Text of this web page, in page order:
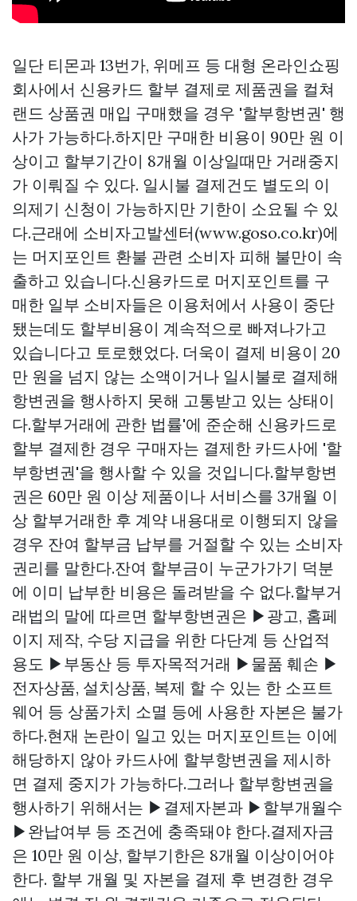
일단 티몬과 13번가, 위메프 등 대형 온라인쇼핑
회사에서 신용카드 할부 결제로 제품권을 컬쳐
랜드 상품권 매입 구매했을 경우 '할부항변권' 행
사가 가능하다.하지만 구매한 비용이 90만 원 이
상이고 할부기간이 8개월 이상일때만 거래중지
가 이뤄질 수 있다. 일시불 결제건도 별도의 이
의제기 신청이 가능하지만 기한이 소요될 수 있
다.근래에 소비자고발센터(www.goso.co.kr)에
는 머지포인트 환불 관련 소비자 피해 불만이 속
출하고 있습니다.신용카드로 머지포인트를 구
매한 일부 소비자들은 이용처에서 사용이 중단
됐는데도 할부비용이 계속적으로 빠져나가고
있습니다고 토로했었다. 더욱이 결제 비용이 20
만 원을 넘지 않는 소액이거나 일시불로 결제해
항변권을 행사하지 못해 고통받고 있는 상태이
다.할부거래에 관한 법률'에 준순해 신용카드로
할부 결제한 경우 구매자는 결제한 카드사에 '할
부항변권'을 행사할 수 있을 것입니다.할부항변
권은 60만 원 이상 제품이나 서비스를 3개월 이
상 할부거래한 후 계약 내용대로 이행되지 않을
경우 잔여 할부금 납부를 거절할 수 있는 소비자
권리를 말한다.잔여 할부금이 누군가가기 덕분
에 이미 납부한 비용은 돌려받을 수 없다.할부거
래법의 말에 따르면 할부항변권은 ▶광고, 홈페
이지 제작, 수당 지급을 위한 다단계 등 산업적
용도 ▶부동산 등 투자목적거래 ▶물품 훼손 ▶
전자상품, 설치상품, 복제 할 수 있는 한 소프트
웨어 등 상품가치 소멸 등에 사용한 자본은 불가
하다.현재 논란이 일고 있는 머지포인트는 이에
해당하지 않아 카드사에 할부항변권을 제시하
면 결제 중지가 가능하다.그러나 할부항변권을
행사하기 위해서는 ▶결제자본과 ▶할부개월수
▶완납여부 등 조건에 충족돼야 한다.결제자금
은 10만 원 이상, 할부기한은 8개월 이상이어야
한다. 할부 개월 및 자본을 결제 후 변경한 경우